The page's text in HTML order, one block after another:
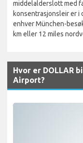
middelalderslott med
konsentrasjonsleir er i
enhver München-
km eller 12 miles
Hvor er DOLLAR
Airport?